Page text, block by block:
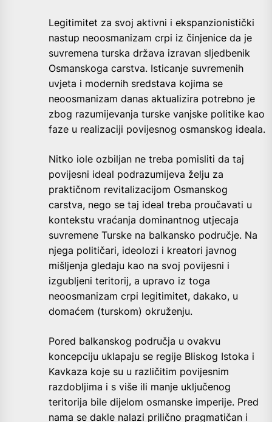
Legitimitet za svoj aktivni i ekspanzionistički
nastup neoosmanizam crpi iz činjenice da je
suvremena turska država izravan sljedbenik
Osmanskoga carstva. Isticanje suvremenih
uvjeta i modernih sredstava kojima se
neoosmanizam danas aktualizira potrebno je
zbog razumijevanja turske vanjske politike kao
faze u realizaciji povijesnog osmanskog ideala.
Nitko iole ozbiljan ne treba pomisliti da taj
povijesni ideal podrazumijeva želju za
praktičnom revitalizacijom Osmanskog
carstva, nego se taj ideal treba proučavati u
kontekstu vraćanja dominantnog utjecaja
suvremene Turske na balkansko područje. Na
njega političari, ideolozi i kreatori javnog
mišljenja gledaju kao na svoj povijesni i
izgubljeni teritorij, a upravo iz toga
neoosmanizam crpi legitimitet, dakako, u
domaćem (turskom) okruženju.
Pored balkanskog područja u ovakvu
koncepciju uklapaju se regije Bliskog Istoka i
Kavkaza koje su u različitim povijesnim
razdobljima i s više ili manje uključenog
teritorija bile dijelom osmanske imperije. Pred
nama se dakle nalazi prilično pragmatičan i